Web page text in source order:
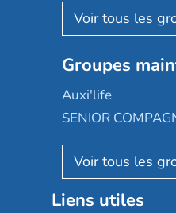
Aquarelia
Nexity edenea
Les jardins
Occitalia
Appartseniors
Reseda
Stella
Les villages d'or
Emera
Groupe SOS
Le Noble Âge
Almage
Résidalya
Groupe aplus
Groupes
Auxi'life
SENIOR
AGE D'OR
Liens utiles